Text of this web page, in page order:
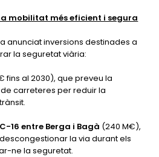
mobilitat més eficient i segura
anunciat inversions destinades a
la seguretat viària:
fins al 2030), que preveu la
carreteres per reduir la
16 entre Berga i Bagà (240 M€),
la via durant els
ne la seguretat.